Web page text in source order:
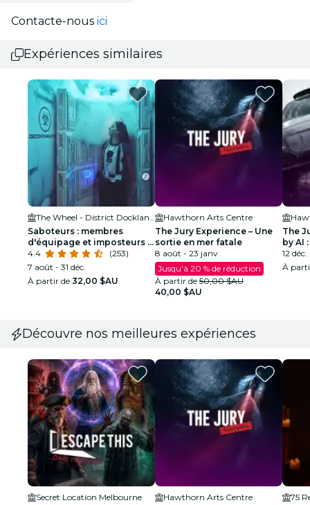
Contacte-nous ici
Expériences similaires
The Wheel - District Docklands
Saboteurs : membres
d'équipage et imposteurs -
Mode original
4.4
(253)
7 août - 31 déc.
À partir de 32,00 $AU
Hawthorn Arts Centre
The Jury Experience – Une
sortie en mer fatale
8 août - 23 janv.
Jusqu'à 20 % de réduction
À partir de 50,00 $AU
40,00 $AU
The
by AI
12
À
Découvre nos meilleures expériences
Secret Location Melbourne
Hawthorn Arts Centre
75